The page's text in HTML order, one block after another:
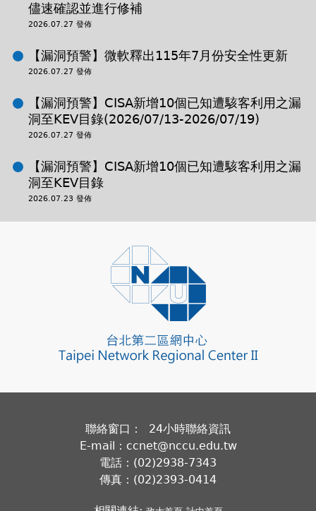
儘速確認並進行修補
2026.07.27 發佈
【漏洞預警】微軟釋出115年7月份安全性更新
2026.07.27 發佈
【漏洞預警】CISA新增10個已知遭駭客利用之漏
洞至KEV目錄(2026/07/13-2026/07/19)
2026.07.27 發佈
【漏洞預警】CISA新增10個已知遭駭客利用之漏
洞至KEV目錄
2026.07.23 發佈
聯絡窗口： 24小時聯絡資訊
E-mail：ccnet@nccu.edu.tw
電話：(02)2938-7343
傳真：(02)2393-0414